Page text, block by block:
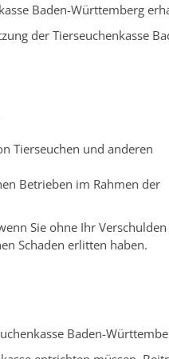
Baden-Württemberg
der Tierseuchenkasse
Tierseuchen und anderen
Betrieben im Rahmen der
Sie ohne Ihr
Schaden erlitten haben.
Baden-